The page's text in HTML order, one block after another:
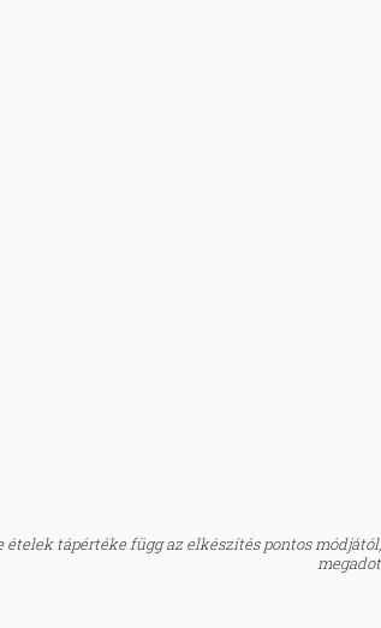
tápértéke függ az elkészítés pontos